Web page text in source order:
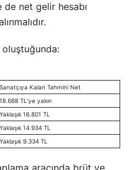
de net gelir hesabı
Sanatçıya Kalan Tahmini Net
18.668 TL’ye yakın
Yaklaşık 16.801 TL
Yaklaşık 14.934 TL
Yaklaşık 9.334 TL